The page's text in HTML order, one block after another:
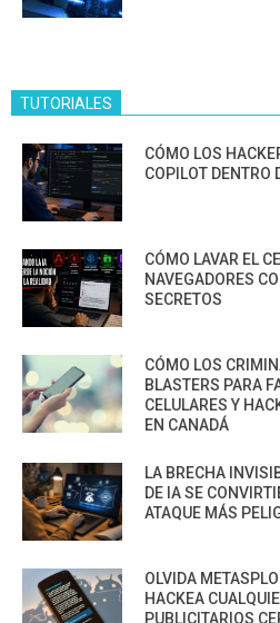
TUTORIALES
CÓMO LOS
COPILOT DENTRO
CÓMO LAVAR EL
NAVEGADORES
SECRETOS
CÓMO LOS
BLASTERS PARA
CELULARES Y
EN CANADÁ
LA BRECHA
DE IA SE
ATAQUE MÁS
OLVIDA
HACKEA
PUBLICITARIOS